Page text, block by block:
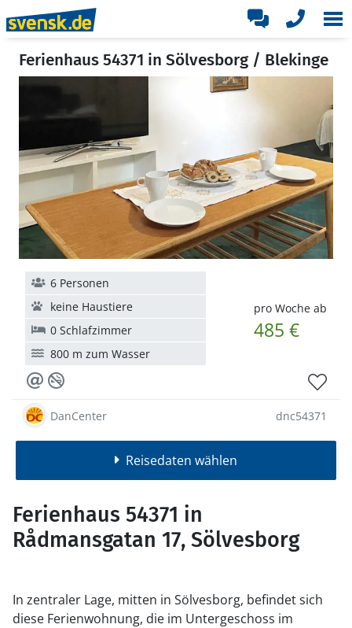
Ferienhaus 54371 in Sölvesborg / Blekinge
pro Woche ab
485 €
6 Personen
keine Haustiere
0 Schlafzimmer
800 m zum Wasser
DanCenter dnc54371
Reisedaten wählen
Ferienhaus 54371 in
Rådmansgatan 17, Sölvesborg
In zentraler Lage, mitten in Sölvesborg, befindet sich
diese Ferienwohnung, die im Untergeschoss im